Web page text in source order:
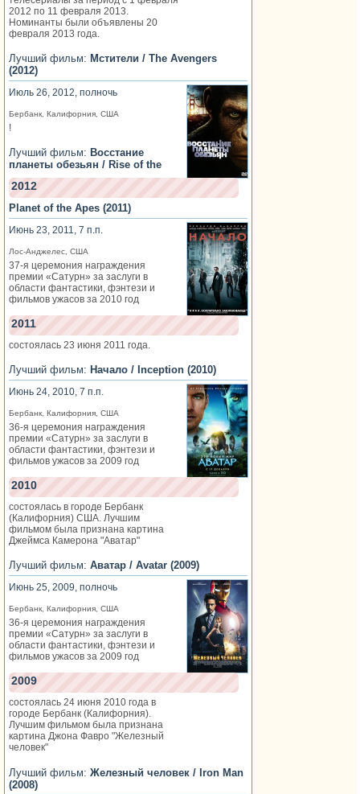
2012 по 11 февраля 2013.
Номинанты были объявлены 20
февраля 2013 года.
Лучший фильм: Мстители / The Avengers
(2012)
2012
Июль 26, 2012, полночь
Бербанк, Калифорния, США
!
Лучший фильм: Восстание
планеты обезьян / Rise of the
Planet of the Apes (2011)
2011
Июнь 23, 2011, 7 п.п.
Лос-Анджелес, США
37-я церемония награждения
премии «Сатурн» за заслуги в
области фантастики, фэнтези и
фильмов ужасов за 2010 год
состоялась 23 июня 2011 года.
Лучший фильм: Начало / Inception (2010)
2010
Июнь 24, 2010, 7 п.п.
Бербанк, Калифорния, США
36-я церемония награждения
премии «Сатурн» за заслуги в
области фантастики, фэнтези и
фильмов ужасов за 2009 год
состоялась в городе Бербанк
(Калифорния) США. Лучшим
фильмом была признана картина
Джеймса Камерона "Аватар"
Лучший фильм: Аватар / Avatar (2009)
2009
Июнь 25, 2009, полночь
Бербанк, Калифорния, США
36-я церемония награждения
премии «Сатурн» за заслуги в
области фантастики, фэнтези и
фильмов ужасов за 2009 год
состоялась 24 июня 2010 года в
городе Бербанк (Калифорния).
Лучшим фильмом была признана
картина Джона Фавро "Железный
человек"
Лучший фильм: Железный человек / Iron Man
(2008)